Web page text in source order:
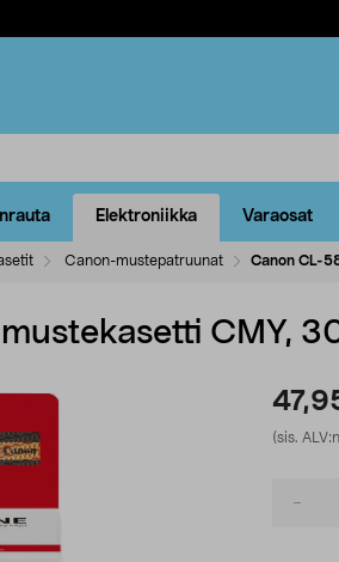
Elektroniikka Varaosat
Canon-mustepatruunat Canon CL-
CMY,
(sis.